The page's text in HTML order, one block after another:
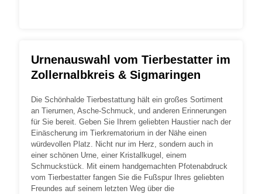
Urnenauswahl vom Tierbestatter im
Zollernalbkreis & Sigmaringen
Die Schönhalde Tierbestattung hält ein großes Sortiment
an Tierurnen, Asche-Schmuck, und anderen Erinnerungen
für Sie bereit. Geben Sie Ihrem geliebten Haustier nach der
Einäscherung im Tierkrematorium in der Nähe einen
würdevollen Platz. Nicht nur im Herz, sondern auch in
einer schönen Urne, einer Kristallkugel, einem
Schmuckstück. Mit einem handgemachten Pfotenabdruck
vom Tierbestatter fangen Sie die Fußspur Ihres geliebten
Freundes auf seinem letzten Weg über die